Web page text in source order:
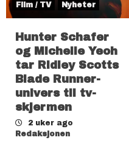
Film / TV Nyheter
Hunter Schafer
og Michelle Yeoh
tar Ridley Scotts
Blade Runner-
univers til tv-
skjermen
2 uker ago
Redaksjonen